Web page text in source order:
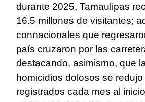
durante 2025, Tamaulipas
16.5 millones de visitantes;
connacionales que
país cruzaron por las
destacando, asimismo, que
homicidios dolosos se
registrados cada mes al